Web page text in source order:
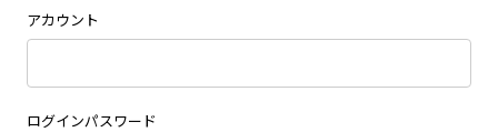
アカウント
ログインパスワード